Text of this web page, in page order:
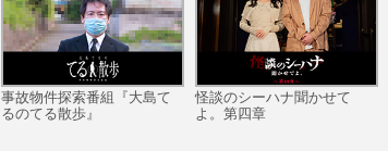
事故物件探索番組『大島て
るのてる散歩』
怪談のシーハナ聞かせて
よ。第四章